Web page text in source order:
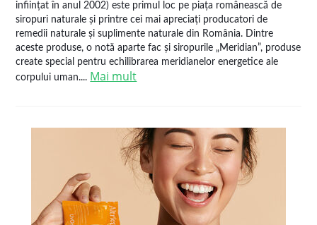
inființat în anul 2002) este primul loc pe piața românească de
siropuri naturale și printre cei mai apreciați producatori de
remedii naturale și suplimente naturale din România. Dintre
aceste produse, o notă aparte fac și siropurile „Meridian”, produse
create special pentru echilibrarea meridianelor energetice ale
corpului uman.... Mai mult